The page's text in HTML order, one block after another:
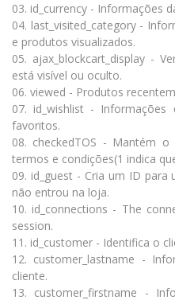
03. id_currency - Informações
04. last_visited_category -
e produtos visualizados.
05. ajax_blockcart_display -
está visível ou oculto.
06. viewed - Produtos
07. id_wishlist -
favoritos.
08. checkedTOS - Mantém
termos e condições(1 indica
09. id_guest - Cria um ID
não entrou na loja.
10. id_connections - The
session.
11. id_customer - Identifica o
12. customer_lastname -
cliente.
13. customer_firstname -